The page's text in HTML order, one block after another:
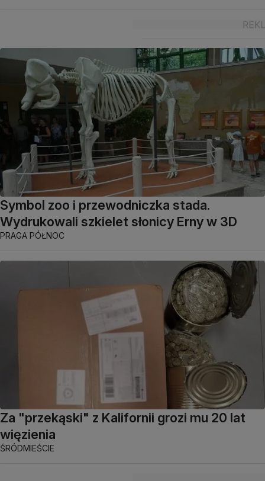
Symbol zoo i przewodniczka stada.
Wydrukowali szkielet słonicy Erny w 3D
PRAGA PÓŁNOC
Za "przekąski" z Kalifornii grozi mu 20 lat
więzienia
ŚRÓDMIEŚCIE